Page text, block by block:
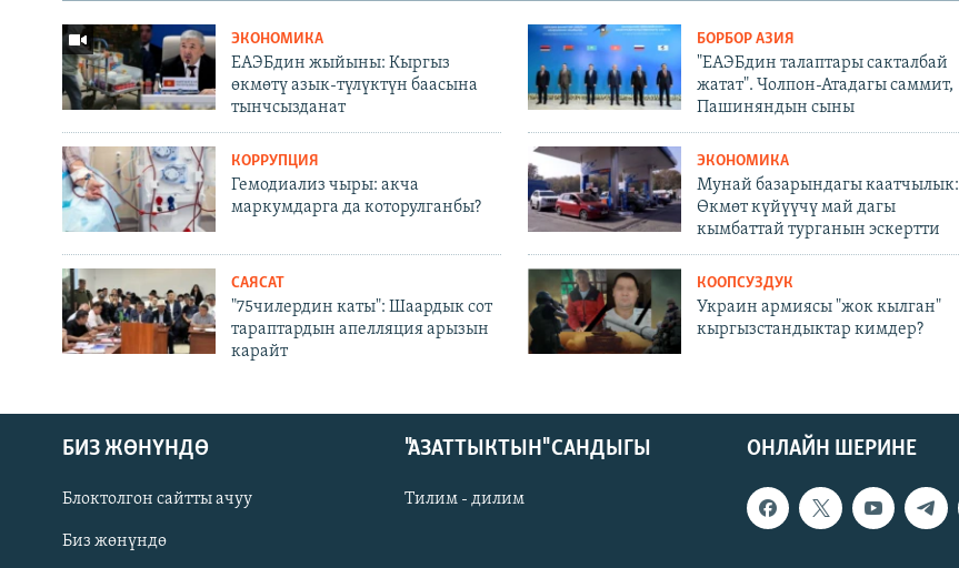
ЭКОНОМИКА
ЕАЭБдин жыйыны: Кыргыз
өкмөтү азык-түлүктүн баасына
тынчсызданат
БОРБОР АЗИЯ
"ЕАЭБдин талаптары сакталбай
жатат". Чолпон-Атадагы саммит,
Пашиняндын сыны
КОРРУПЦИЯ
Гемодиализ чыры: акча
маркумдарга да которулганбы?
ЭКОНОМИКА
Мунай базарындагы каатчылык:
Өкмөт күйүүчү май дагы
кымбаттай турганын эскертти
САЯСАТ
"75чилердин каты": Шаардык сот
тараптардын апелляция арызын
карайт
КООПСУЗДУК
Украин армиясы "жок кылган"
кыргызстандыктар кимдер?
ОНЛАЙН ШЕРИНЕ
БИЗ ЖӨНҮНДӨ
Блоктолгон сайтты ачуу
Биз жөнүндө
"АЗАТТЫКТЫН" САНДЫГЫ
Тилим - дилим